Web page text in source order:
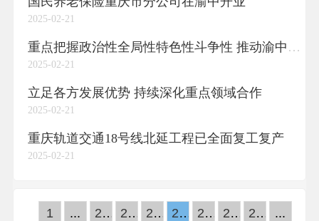
2025-02-21
重点把握政治性全局性特色性斗争性 推动渝中统一战线工作实现“六个更大突破”
2025-02-21
立足各方发展优势 持续深化重点领域合作
2025-02-21
重庆轨道交通18号线北延工程已全面复工复产
2025-02-21
1 ... 20 21 22 23 24 25 26 ...